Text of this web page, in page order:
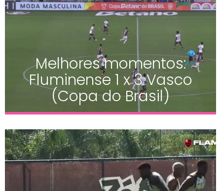
Melhores momentos:
Fluminense 1 x 3 Vasco
(Copa do Brasil)